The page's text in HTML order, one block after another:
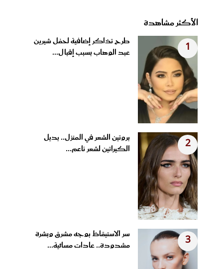
الأكثر مشاهدة
1
طرح تذاكر إضافية لحفل شيرين
عبد الوهاب بسبب إقبال...
2
بروتين الشعر في المنزل.. بديل
الكيراتين لشعر ناعم...
3
سر الاستيقاظ بوجه مشرق وبشرة
مشدودة.. عادات مسائية...